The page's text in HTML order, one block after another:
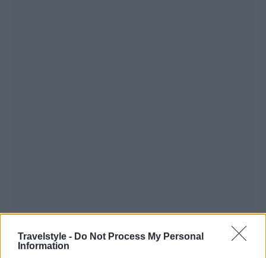
Travelstyle - Do Not Process My Personal
Information